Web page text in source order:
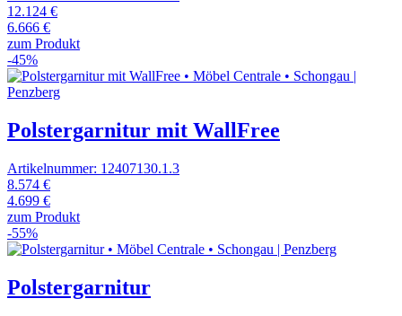
12.124 €
6.666 €
zum Produkt
-45%
Polstergarnitur mit WallFree
Artikelnummer: 12407130.1.3
8.574 €
4.699 €
zum Produkt
-55%
Polstergarnitur